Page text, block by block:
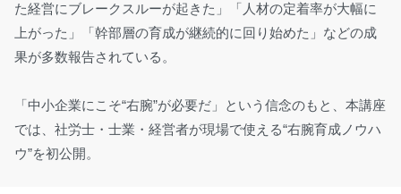
た経営にブレークスルーが起きた」「人材の定着率が大幅に
上がった」「幹部層の育成が継続的に回り始めた」などの成
果が多数報告されている。
「中小企業にこそ“右腕”が必要だ」という信念のもと、本講座
では、社労士・士業・経営者が現場で使える“右腕育成ノウハ
ウ”を初公開。